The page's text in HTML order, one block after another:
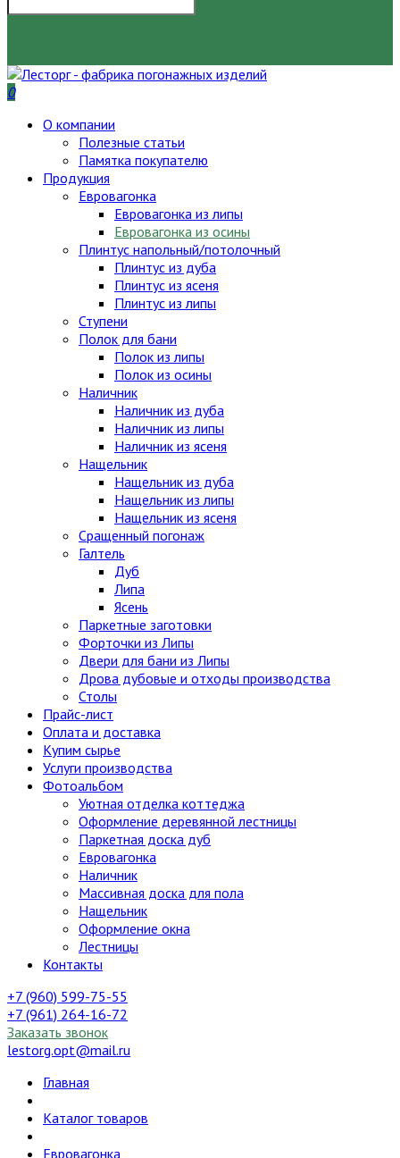
0
О компании
Полезные статьи
Памятка покупателю
Продукция
Евровагонка
Евровагонка из липы
Евровагонка из осины
Плинтус напольный/потолочный
Плинтус из дуба
Плинтус из ясеня
Плинтус из липы
Ступени
Полок для бани
Полок из липы
Полок из осины
Наличник
Наличник из дуба
Наличник из липы
Наличник из ясеня
Нащельник
Нащельник из дуба
Нащельник из липы
Нащельник из ясеня
Сращенный погонаж
Галтель
Дуб
Липа
Ясень
Паркетные заготовки
Форточки из Липы
Двери для бани из Липы
Дрова дубовые и отходы производства
Столы
Прайс-лист
Оплата и доставка
Купим сырье
Услуги производства
Фотоальбом
Уютная отделка коттеджа
Оформление деревянной лестницы
Паркетная доска дуб
Евровагонка
Наличник
Массивная доска для пола
Нащельник
Оформление окна
Лестницы
Контакты
+7 (960) 599-75-55
+7 (961) 264-16-72
Заказать звонок
lestorg.opt@mail.ru
Главная
Каталог товаров
Евровагонка